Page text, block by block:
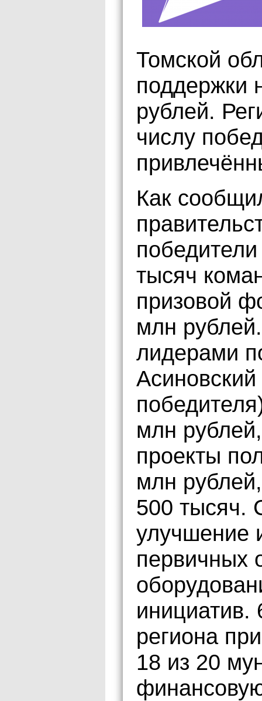
Томской
поддержки
рублей.
числу
Как
тысяч
призовой
млн
лидерами
млн
проекты
млн
500 тысяч.
улучшение
первичных
инициатив.
региона
18 из 20